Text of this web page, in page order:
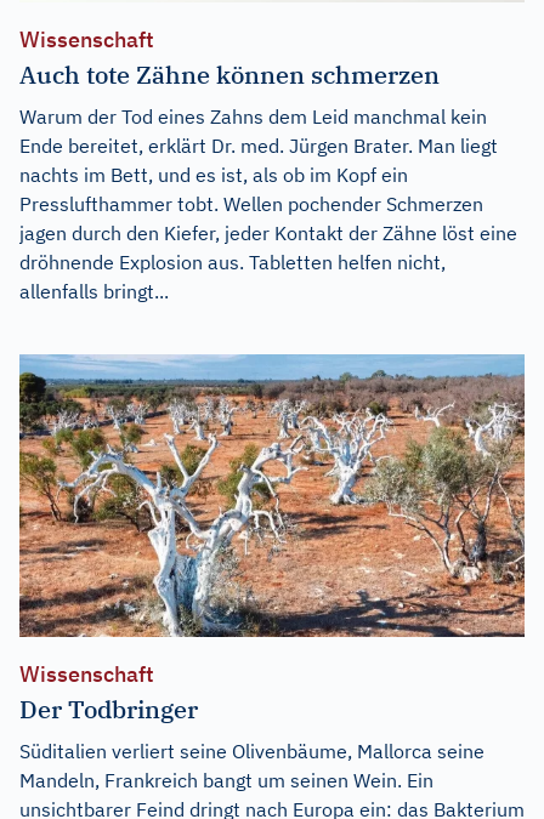
Wissenschaft
Auch tote Zähne können schmerzen
Warum der Tod eines Zahns dem Leid manchmal kein
Ende bereitet, erklärt Dr. med. Jürgen Brater. Man liegt
nachts im Bett, und es ist, als ob im Kopf ein
Presslufthammer tobt. Wellen pochender Schmerzen
jagen durch den Kiefer, jeder Kontakt der Zähne löst eine
dröhnende Explosion aus. Tabletten helfen nicht,
allenfalls bringt...
Wissenschaft
Der Todbringer
Süditalien verliert seine Olivenbäume, Mallorca seine
Mandeln, Frankreich bangt um seinen Wein. Ein
unsichtbarer Feind dringt nach Europa ein: das Bakterium